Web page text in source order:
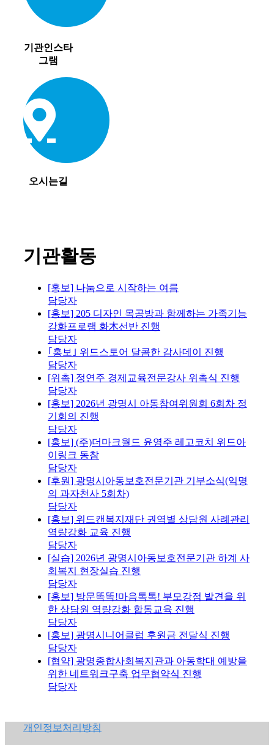
기관인스타
그램
오시는길
기관활동
[홍보] 나눔으로 시작하는 여름
담당자
[홍보] 205 디자인 목공방과 함께하는 가족기능
강화프로램 화木선반 진행
담당자
｢홍보｣ 위드스토어 달콤한 감사데이 진행
담당자
[위촉] 정연주 경제교육전문강사 위촉식 진행
담당자
[홍보] 2026년 광명시 아동참여위원회 6회차 정
기회의 진행
담당자
[홍보] (주)더마크월드 윤영주 레고코치 위드아
이링크 동참
담당자
[후원] 광명시아동보호전문기관 기부소식(익명
의 과자천사 5회차)
담당자
[홍보] 위드캔복지재단 권역별 상담원 사례관리
역량강화 교육 진행
담당자
[실습] 2026년 광명시아동보호전문기관 하계 사
회복지 현장실습 진행
담당자
[홍보] 방문똑똑!마음톡톡! 부모강점 발견을 위
한 상담원 역량강화 합동교육 진행
담당자
[홍보] 광명시니어클럽 후원금 전달식 진행
담당자
[협약] 광명종합사회복지관과 아동학대 예방을
위한 네트워크구축 업무협약식 진행
담당자
개인정보처리방침